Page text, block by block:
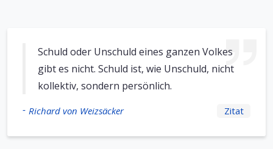
Schuld oder Unschuld eines ganzen Volkes
gibt es nicht. Schuld ist, wie Unschuld, nicht
kollektiv, sondern persönlich.
- Richard von Weizsäcker Zitat